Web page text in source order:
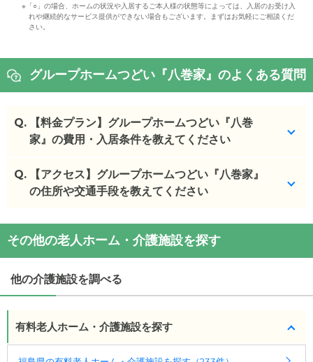
※「○」の場合、ホームの状況や入居するご本人様の状態等によっては、入居のお受け入
れや継続的なサービス提供ができない場合もございます。まずはお気軽にご相談くだ
さい。
グループホームつどい『八巻家』のよくある質問
Q.
【料金プラン】グループホームつどい『八巻
家』の費用・入居条件を教えてください
グループホームつどい『八巻家』の入居金・月額料
金は次のとおりです。
・月額費用が12.1万円
・要介護度：要支援2、要介護1、要介護2、要介護
・認知症：受け入れ可
ケアスル 介護では詳細な料金プランをご確認頂けま
Q.
【アクセス】グループホームつどい『八巻家』
の住所や交通手段を教えてください
グループホームつどい『八巻家』の交通アクセス
・住所：福島県福島市上鳥渡向山２５−８
・最寄り駅：南福島駅4.5km
グループホームつどい『八巻家』
福島駅」より、車で約10分 東北自動車道「福島西イ
その他の老人ホーム・介護施設を探す
他の介護施設を調べる
有料老人ホーム・介護施設を探す